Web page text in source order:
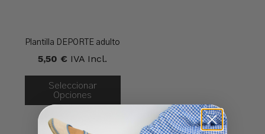
Plantilla DEPORTE adulto
5,50 € IVA Incl.
Seleccionar
Opciones